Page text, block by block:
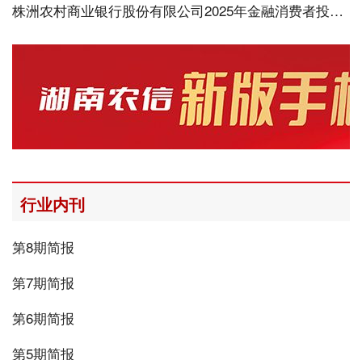
株洲农村商业银行股份有限公司2025年金融消费者投诉分析报告
行业内刊
第8期简报
第7期简报
第6期简报
第5期简报